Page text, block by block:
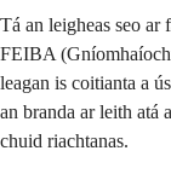
Tá an leigheas seo ar
FEIBA
leagan is coitianta a
an branda ar leith atá
chuid riachtanas.